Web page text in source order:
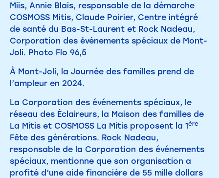
Miis, Annie Blais, responsable de la démarche
COSMOSS Mitis, Claude Poirier, Centre intégré
de santé du Bas-St-Laurent et Rock Nadeau,
Corporation des événements spéciaux de Mont-
Joli. Photo Flo 96,5
À Mont-Joli, la Journée des familles prend de
l’ampleur en 2024.
La Corporation des événements spéciaux, le
réseau des Éclaireurs, la Maison des familles de
La Mitis et COSMOSS La Mitis proposent la 1ère
Fête des générations. Rock Nadeau,
responsable de la Corporation des événements
spéciaux, mentionne que son organisation a
profité d’une aide financière de 55 mille dollars